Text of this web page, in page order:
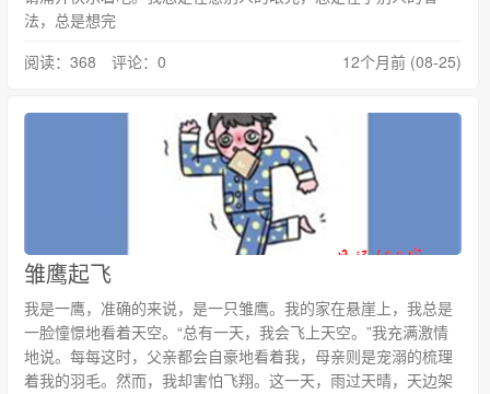
法，总是想完
阅读：368 评论：0
12个月前 (08-25)
雏鹰起飞
我是一鹰，准确的来说，是一只雏鹰。我的家在悬崖上，我总是
一脸憧憬地看着天空。“总有一天，我会飞上天空。”我充满激情
地说。每每这时，父亲都会自豪地看着我，母亲则是宠溺的梳理
着我的羽毛。然而，我却害怕飞翔。这一天，雨过天晴，天边架